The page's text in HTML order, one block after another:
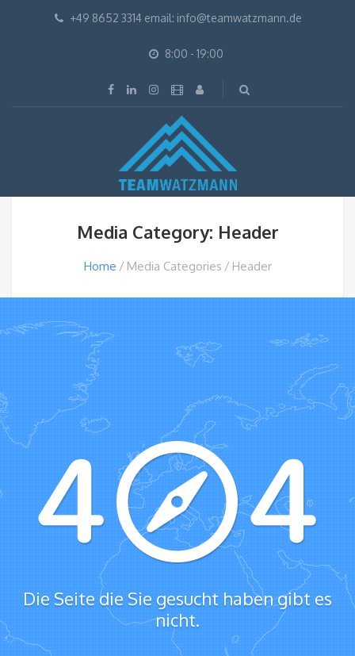
+49 8652 3314 email: info@teamwatzmann.de
8:00 - 19:00
Media Category: Header
Home Media Categories Header
Die Seite die Sie gesucht haben gibt es
nicht.